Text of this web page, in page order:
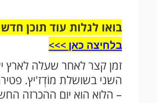
בואו לגלות עוד תוכן
בלחיצה כאן >>>​
זמן קצר לאחר שעלה לארץ
השני בשושלת מוֹדְז'יץ.
– הלוא הוא יום ההכרזה